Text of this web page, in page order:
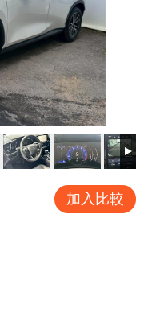
加入比較